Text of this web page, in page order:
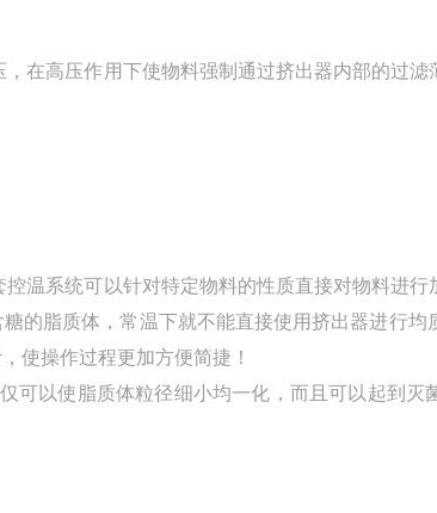
在高压作用下使物料强制通过挤出器内部的过
温系统可以针对特定物料的性质直接对物料进
的脂质体，常温下就不能直接使用挤出器进行
使操作过程更加方便简捷！
可以使脂质体粒径细小均一化，而且可以起到灭